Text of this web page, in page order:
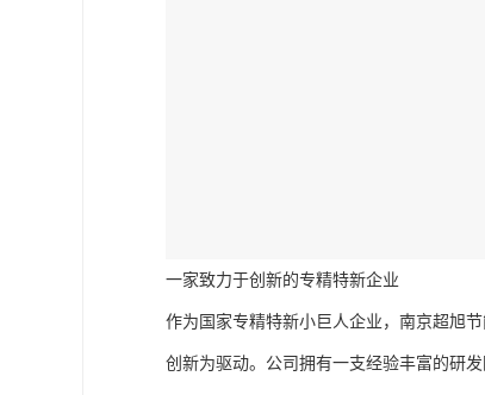
一家致力于创新的专精特新企业
作为国家专精特新小巨人企业，南京超旭
创新为驱动。公司拥有一支经验丰富的研